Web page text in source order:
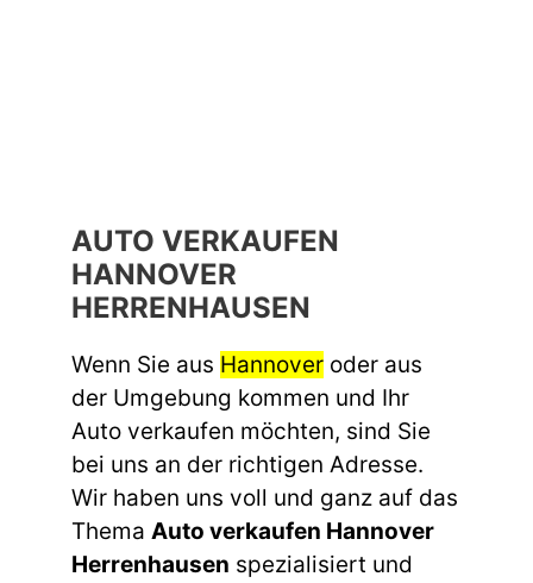
AUTO VERKAUFEN
HANNOVER
HERRENHAUSEN
Wenn Sie aus Hannover oder aus
der Umgebung kommen und Ihr
Auto verkaufen möchten, sind Sie
bei uns an der richtigen Adresse.
Wir haben uns voll und ganz auf das
Thema Auto verkaufen Hannover
Herrenhausen spezialisiert und